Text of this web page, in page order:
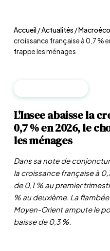
Accueil/Actualités /
croissance française à 0,7 %
frappe les ménages
L'Insee abaisse la
0,7 % en 2026, le
les ménages
Dans sa note de
la croissance française à
de 0,1 % au premier
% au deuxième. La
Moyen-Orient ampute le
baisse de 0,3 %.